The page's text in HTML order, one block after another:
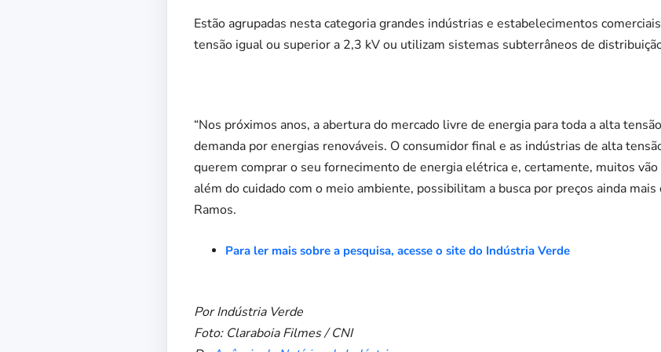
Estão agrupadas nesta categoria grandes indústrias e estabelecimentos
tensão igual ou superior a 2,3 kV ou utilizam sistemas subterrâneos de
“Nos próximos anos, a abertura do mercado livre de energia para toda a alta
demanda por energias renováveis. O consumidor final e as indústrias de alta
querem comprar o seu fornecimento de energia elétrica e, certamente, muitos
além do cuidado com o meio ambiente, possibilitam a busca por preços ainda
Ramos.
Para ler mais sobre a pesquisa, acesse o site do Indústria Verde
Por Indústria Verde
Foto: Claraboia Filmes / CNI